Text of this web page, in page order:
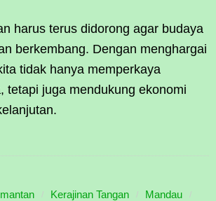
harus terus didorong agar budaya
berkembang. Dengan menghargai
tidak hanya memperkaya
tetapi juga mendukung ekonomi
Kerajinan Tangan
Mandau